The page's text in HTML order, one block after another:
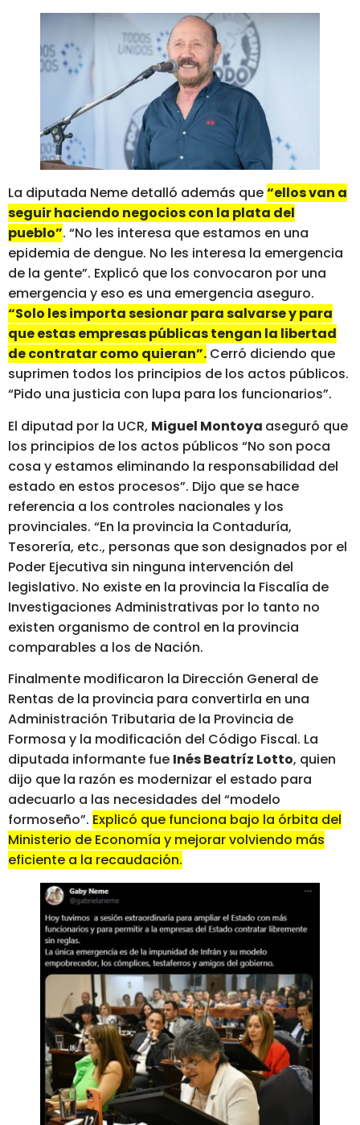
La diputada Neme detalló además que“ellos van a
seguir haciendo negocios con la plata del
pueblo”. “No les interesa que estamos en una
epidemia de dengue. No les interesa la emergencia
de la gente”. Explicó que los convocaron por una
emergencia y eso es una emergencia aseguro.
“Solo les importa sesionar para salvarse y para
que estas empresas públicas tengan la libertad
de contratar como quieran”. Cerró diciendo que
suprimen todos los principios de los actos públicos.
“Pido una justicia con lupa para los funcionarios”.
El diputad por la UCR, Miguel Montoya aseguró que
los principios de los actos públicos “No son poca
cosa y estamos eliminando la responsabilidad del
estado en estos procesos”. Dijo que se hace
referencia a los controles nacionales y los
provinciales. “En la provincia la Contaduría,
Tesorería, etc., personas que son designados por el
Poder Ejecutiva sin ninguna intervención del
legislativo. No existe en la provincia la Fiscalía de
Investigaciones Administrativas por lo tanto no
existen organismo de control en la provincia
comparables a los de Nación.
Finalmente modificaron la Dirección General de
Rentas de la provincia para convertirla en una
Administración Tributaria de la Provincia de
Formosa y la modificación del Código Fiscal. La
diputada informante fue Inés Beatríz Lotto, quien
dijo que la razón es modernizar el estado para
adecuarlo a las necesidades del “modelo
formoseño”. Explicó que funciona bajo la órbita del
Ministerio de Economía y mejorar volviendo más
eficiente a la recaudación.